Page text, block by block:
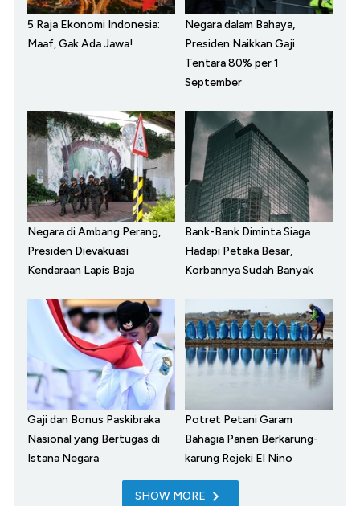
5 Raja Ekonomi Indonesia:
Maaf, Gak Ada Jawa!
Negara dalam Bahaya,
Presiden Naikkan Gaji
Tentara 80% per 1
September
Negara di Ambang Perang,
Presiden Dievakuasi
Kendaraan Lapis Baja
Bank-Bank Diminta Siaga
Hadapi Petaka Besar,
Korbannya Sudah Banyak
Gaji dan Bonus Paskibraka
Nasional yang Bertugas di
Istana Negara
Potret Petani Garam
Bahagia Panen Berkarung-
karung Rejeki El Nino
SHOW MORE